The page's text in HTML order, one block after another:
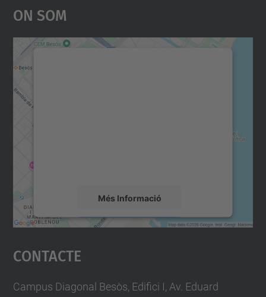
On Som
Més Informació
Accepta
powered by
Contacte
Campus Diagonal Besòs, Edifici I, Av. Eduard